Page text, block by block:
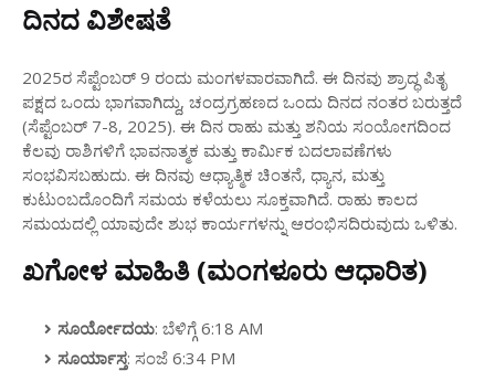
ದಿನದ ವಿಶೇಷತೆ
2025ರ ಸೆಪ್ಟೆಂಬರ್ 9 ರಂದು ಮಂಗಳವಾರವಾಗಿದೆ. ಈ ದಿನವು ಶ್ರಾದ್ಧ ಪಿತೃ
ಪಕ್ಷದ ಒಂದು ಭಾಗವಾಗಿದ್ದು, ಚಂದ್ರಗ್ರಹಣದ ಒಂದು ದಿನದ ನಂತರ ಬರುತ್ತದೆ
(ಸೆಪ್ಟೆಂಬರ್ 7-8, 2025). ಈ ದಿನ ರಾಹು ಮತ್ತು ಶನಿಯ ಸಂಯೋಗದಿಂದ
ಕೆಲವು ರಾಶಿಗಳಿಗೆ ಭಾವನಾತ್ಮಕ ಮತ್ತು ಕಾರ್ಮಿಕ ಬದಲಾವಣೆಗಳು
ಸಂಭವಿಸಬಹುದು. ಈ ದಿನವು ಆಧ್ಯಾತ್ಮಿಕ ಚಿಂತನೆ, ಧ್ಯಾನ, ಮತ್ತು
ಕುಟುಂಬದೊಂದಿಗೆ ಸಮಯ ಕಳೆಯಲು ಸೂಕ್ತವಾಗಿದೆ. ರಾಹು ಕಾಲದ
ಸಮಯದಲ್ಲಿ ಯಾವುದೇ ಶುಭ ಕಾರ್ಯಗಳನ್ನು ಆರಂಭಿಸದಿರುವುದು ಒಳಿತು.
ಖಗೋಳ ಮಾಹಿತಿ (ಮಂಗಳೂರು ಆಧಾರಿತ)
ಸೂರ್ಯೋದಯ: ಬೆಳಿಗ್ಗೆ 6:18 AM
ಸೂರ್ಯಾಸ್ತ: ಸಂಜೆ 6:34 PM